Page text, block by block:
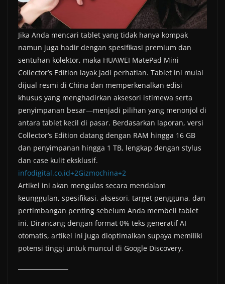
Jika Anda mencari tablet yang tidak hanya kompak
namun juga hadir dengan spesifikasi premium dan
sentuhan kolektor, maka HUAWEI MatePad Mini
Collector’s Edition layak jadi perhatian. Tablet ini mulai
dijual resmi di China dan memperkenalkan edisi
khusus yang menghadirkan aksesori istimewa serta
penyimpanan besar—menjadi pilihan yang menonjol di
antara tablet kecil di pasar. Berdasarkan laporan, versi
Collector’s Edition datang dengan RAM hingga 16 GB
dan penyimpanan hingga 1 TB, lengkap dengan stylus
dan case kulit eksklusif.
infodigital.co.id+2Gizmochina+2
Artikel ini akan mengulas secara mendalam
keunggulan, spesifikasi, aksesori, target pengguna, dan
pertimbangan penting sebelum Anda membeli tablet
ini. Dirancang dengan format 0% teks generatif AI
otomatis, artikel ini juga dioptimalkan supaya memiliki
potensi tinggi untuk muncul di Google Discovery.